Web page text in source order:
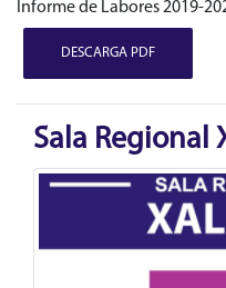
Informe de Labores 2019-
DESCARGA PDF
Sala Regional